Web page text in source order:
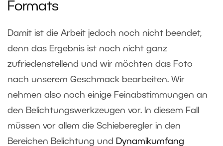
Formats
Damit ist die Arbeit jedoch noch nicht beendet,
denn das Ergebnis ist noch nicht ganz
zufriedenstellend und wir möchten das Foto
nach unserem Geschmack bearbeiten. Wir
nehmen also noch einige Feinabstimmungen an
den Belichtungswerkzeugen vor. In diesem Fall
müssen vor allem die Schieberegler in den
Bereichen Belichtung und Dynamikumfang